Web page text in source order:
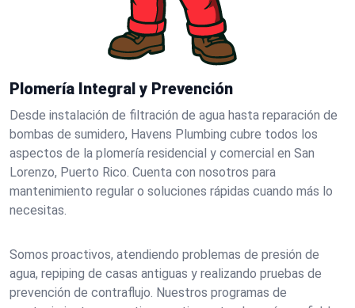
Plomería Integral y Prevención
Desde instalación de filtración de agua hasta reparación de
bombas de sumidero, Havens Plumbing cubre todos los
aspectos de la plomería residencial y comercial en San
Lorenzo, Puerto Rico. Cuenta con nosotros para
mantenimiento regular o soluciones rápidas cuando más lo
necesitas.
Somos proactivos, atendiendo problemas de presión de
agua, repiping de casas antiguas y realizando pruebas de
prevención de contraflujo. Nuestros programas de